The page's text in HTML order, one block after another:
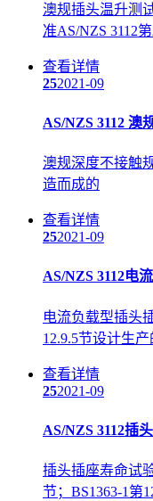
澳规插头温升测
准AS/NZS 3112
查看详情
252021-09
AS/NZS 3112 澳
澳规深度不接触
造而成的
查看详情
252021-09
AS/NZS 3112电
电流负载型插头
12.9.5节设计生产
查看详情
252021-09
AS/NZS 3112插
插头插座寿命试
节；BS1363-1第